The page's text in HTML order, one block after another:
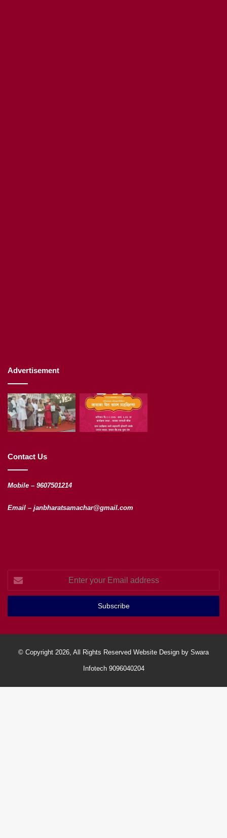
Advertisement
Contact Us
Mobile – 9607501214
Email – janbharatsamachar@gmail.com
your
Email
© Copyright 2026, All Rights Reserved Website Design by Swara
Infotech 9096040204